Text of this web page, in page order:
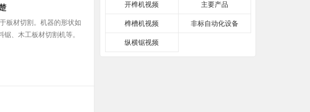
板材切割。机器的形状如
、木工板材切割机等。
开榫机视频 主要产品
榫槽机视频 非标自动化设备
纵横锯视频